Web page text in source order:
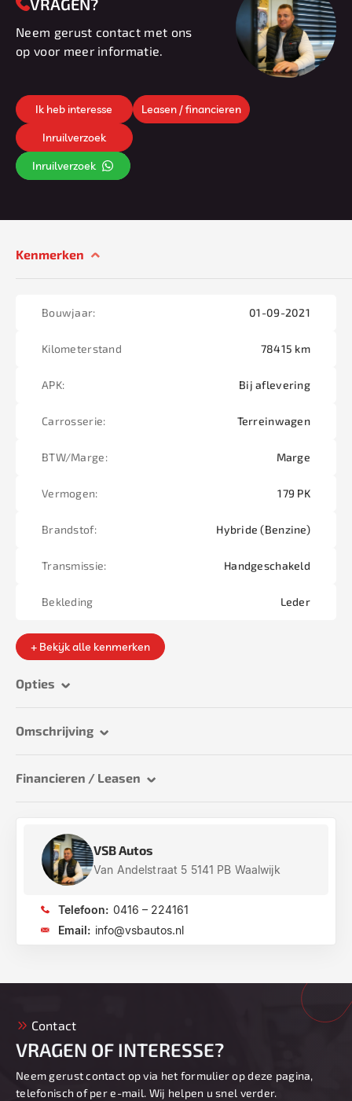
VRAGEN?
Neem gerust contact met ons
op voor meer informatie.
Ik heb interesse
Leasen / financieren
Inruilverzoek
Inruilverzoek
Kenmerken
Bouwjaar: 01-09-2021
Kilometerstand 78415 km
APK: Bij aflevering
Carrosserie: Terreinwagen
BTW/Marge: Marge
Vermogen: 179 PK
Brandstof: Hybride (Benzine)
Transmissie: Handgeschakeld
Bekleding Leder
+ Bekijk alle kenmerken
Opties
Omschrijving
Financieren / Leasen
VSB Autos
Van Andelstraat 5 5141 PB Waalwijk
Telefoon: 0416 – 224161
Email: info@vsbautos.nl
Contact
VRAGEN OF INTERESSE?
Neem gerust contact op via het formulier op deze pagina,
telefonisch of per e-mail. Wij helpen u snel verder.